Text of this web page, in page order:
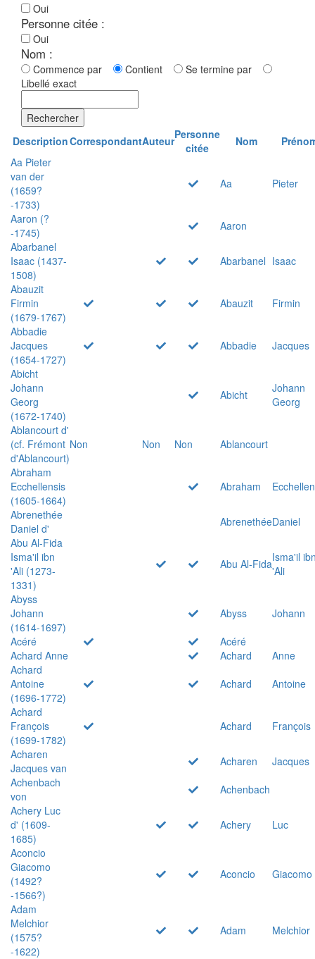
Oui
Personne citée :
Oui
Nom :
Commence par Contient
Se termine par
Libellé exact
Rechercher
DescriptionCorrespondantAuteurPersonne
citée
Nom
Aa Pieter
van der
(1659?
-1733)
Aa Pieter
Aaron (?
-1745)
Aaron
Abarbanel
Isaac (1437-
1508)
Abarbanel Isaac
Abauzit
Firmin
(1679-1767)
Abauzit
Firmin
Abbadie
Jacques
(1654-1727)
Abbadie
Jacques
Abicht
Johann
Georg
(1672-1740)
Abicht
Johann
Georg
Ablancourt d'
(cf. Frémont
d'Ablancourt)
Non Non Non
Ablancourt
Abraham
Ecchellensis
(1605-1664)
Abraham
Abrenethée
Daniel d'
AbrenethéeDaniel
Abu Al-Fida
Isma'il ibn
'Ali (1273-
1331)
Abu Al-FidaIsma'il
'Ali
Abyss
Johann
(1614-1697)
Abyss
Johann
Acéré
Acéré
Achard Anne
Achard
Anne
Achard
Antoine
(1696-1772)
Achard
Antoine
Achard
François
(1699-1782)
Achard
François
Acharen
Jacques van
Acharen
Jacques
Achenbach
von
Achenbach
Achery Luc
d' (1609-
1685)
Achery
Luc
Aconcio
Giacomo
(1492?
-1566?)
Aconcio Giacomo
Adam
Melchior
(1575?
-1622)
Adam Melchior